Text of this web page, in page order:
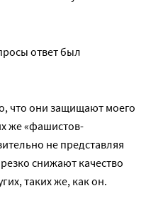
ответ был
что они защищают моего
же «фашистов-
не представляя
снижают качество
таких же, как он.